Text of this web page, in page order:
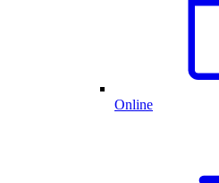
Online